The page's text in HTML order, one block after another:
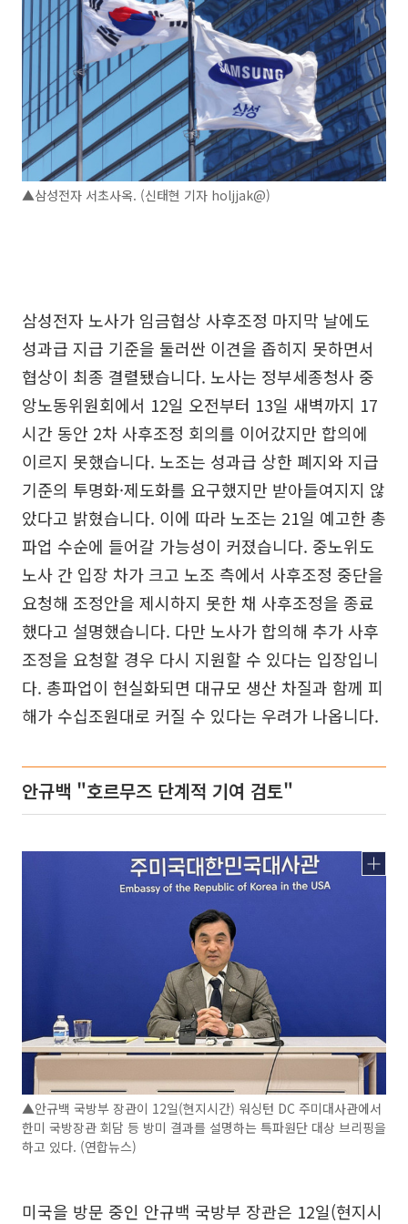
▲삼성전자 서초사옥. (신태현 기자 holjjak@)
삼성전자 노사가 임금협상 사후조정 마지막 날에도
성과급 지급 기준을 둘러싼 이견을 좁히지 못하면서
협상이 최종 결렬됐습니다. 노사는 정부세종청사 중
앙노동위원회에서 12일 오전부터 13일 새벽까지 17
시간 동안 2차 사후조정 회의를 이어갔지만 합의에
이르지 못했습니다. 노조는 성과급 상한 폐지와 지급
기준의 투명화·제도화를 요구했지만 받아들여지지 않
았다고 밝혔습니다. 이에 따라 노조는 21일 예고한 총
파업 수순에 들어갈 가능성이 커졌습니다. 중노위도
노사 간 입장 차가 크고 노조 측에서 사후조정 중단을
요청해 조정안을 제시하지 못한 채 사후조정을 종료
했다고 설명했습니다. 다만 노사가 합의해 추가 사후
조정을 요청할 경우 다시 지원할 수 있다는 입장입니
다. 총파업이 현실화되면 대규모 생산 차질과 함께 피
해가 수십조원대로 커질 수 있다는 우려가 나옵니다.
안규백 "호르무즈 단계적 기여 검토"
▲안규백 국방부 장관이 12일(현지시간) 워싱턴 DC 주미대사관에서
한미 국방장관 회담 등 방미 결과를 설명하는 특파원단 대상 브리핑을
하고 있다. (연합뉴스)
미국을 방문 중인 안규백 국방부 장관은 12일(현지시